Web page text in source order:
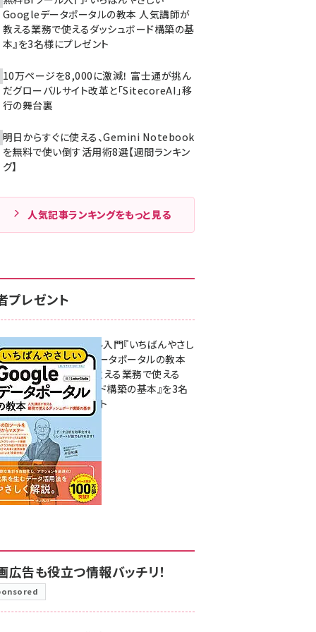
Googleデータポータルの教本 人気講師が
教える業務で使えるダッシュボード構築の基
本』を3名様にプレゼント
10万ページを8,000に激減！ 富士通が挑ん
だグローバルサイト改革と「SitecoreAI」移
行の舞台裏
明日からすぐに使える、Gemini Notebook
を無料で使い倒す活用術8選【週間ランキン
グ】
人気記事ランキングをもっと見る
プレゼント
無料BIツール入門『いちばんやさし
いGoogleデータポータルの教本
人気講師が教える業務で使える
ダッシュボード構築の基本』を3名
様にプレゼント
7月31日 10:00
広告も役立つ情報バッチリ！